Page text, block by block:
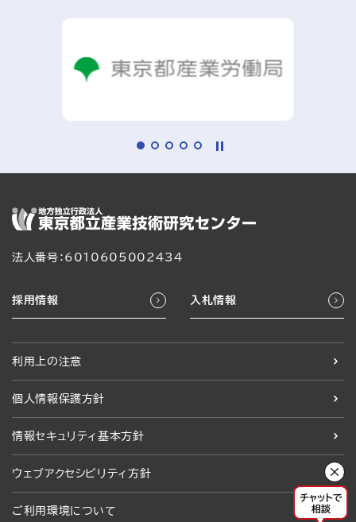
法人番号：6010605002434
採用情報 入札情報
利用上の注意
個人情報保護方針
情報セキュリティ基本方針
ウェブアクセシビリティ方針
ご利用環境について